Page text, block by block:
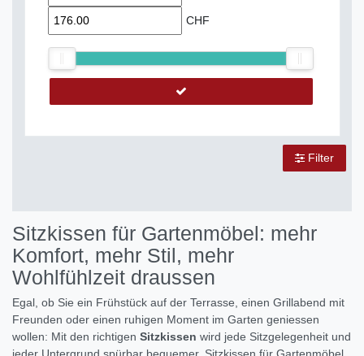
CHF
Filter
Sitzkissen für Gartenmöbel: mehr
Komfort, mehr Stil, mehr
Wohlfühlzeit draussen
Egal, ob Sie ein Frühstück auf der Terrasse, einen Grillabend mit
Freunden oder einen ruhigen Moment im Garten geniessen
wollen: Mit den richtigen Sitzkissen wird jede Sitzgelegenheit und